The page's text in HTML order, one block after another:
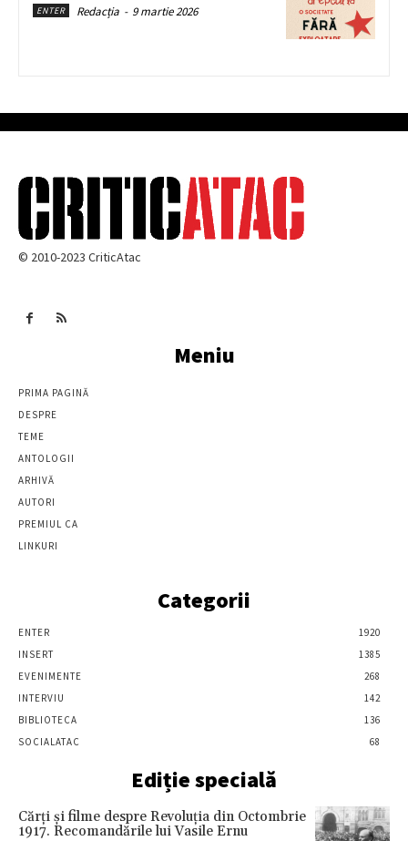
ENTER Redacția - 9 martie 2026
© 2010-2023 CriticAtac
Meniu
PRIMA PAGINĂ
DESPRE
TEME
ANTOLOGII
ARHIVĂ
AUTORI
PREMIUL CA
LINKURI
Categorii
ENTER
1920
INSERT
1385
EVENIMENTE
268
INTERVIU
142
BIBLIOTECA
136
SOCIALATAC
68
Ediție specială
Cărţi şi filme despre Revoluţia din Octombrie
1917. Recomandările lui Vasile Ernu